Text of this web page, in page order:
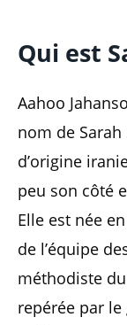
Qui est
Aahoo
nom de
d’origine
peu son côté
Elle est née
de l’équipe
méthodiste
repérée par